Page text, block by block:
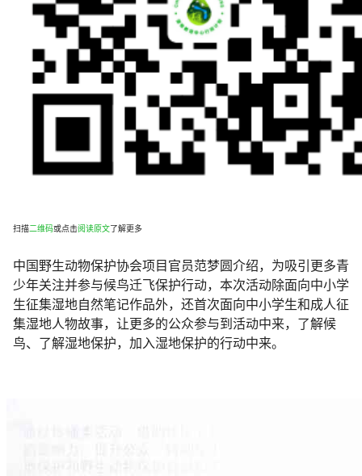
扫描二维码或点击阅读原文了解更多
中国野生动物保护协会项目官员范梦圆介绍，为吸引更多青
少年关注并参与候鸟迁飞保护行动，本次活动除面向中小学
生征集湿地自然笔记作品外，还首次面向中小学生和成人征
集湿地人物故事，让更多的公众参与到活动中来，了解候
鸟、了解湿地保护，加入湿地保护的行动中来。